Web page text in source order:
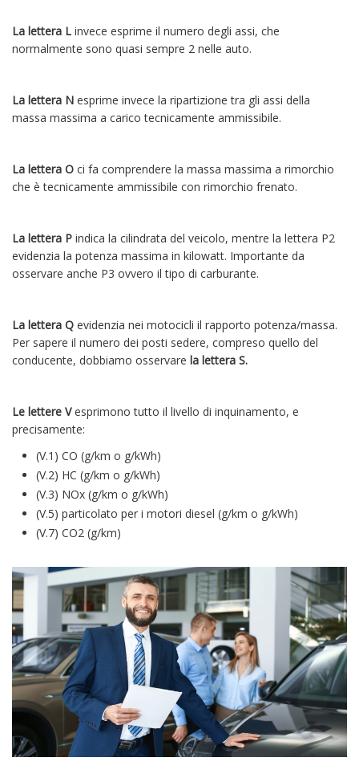
La lettera L invece esprime il numero degli assi, che
normalmente sono quasi sempre 2 nelle auto.
La lettera N esprime invece la ripartizione tra gli assi della
massa massima a carico tecnicamente ammissibile.
La lettera O ci fa comprendere la massa massima a rimorchio
che è tecnicamente ammissibile con rimorchio frenato.
La lettera P indica la cilindrata del veicolo, mentre la lettera P2
evidenzia la potenza massima in kilowatt. Importante da
osservare anche P3 ovvero il tipo di carburante.
La lettera Q evidenzia nei motocicli il rapporto potenza/massa.
Per sapere il numero dei posti sedere, compreso quello del
conducente, dobbiamo osservare la lettera S.
Le lettere Vesprimono tutto il livello di inquinamento, e
precisamente:
(V.1) CO (g/km o g/kWh)
(V.2) HC (g/km o g/kWh)
(V.3) NOx (g/km o g/kWh)
(V.5) particolato per i motori diesel (g/km o g/kWh)
(V.7) CO2 (g/km)